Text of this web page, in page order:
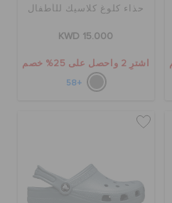
حذاء كلوغ كلاسيك للأطفال
KWD 15.000
اشترِ 2 واحصل على 25% خصم
+58